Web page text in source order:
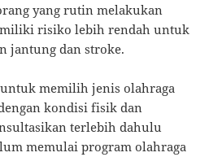
yang rutin melakukan
risiko lebih rendah untuk
jantung dan stroke.
memilih jenis olahraga
kondisi fisik dan
terlebih dahulu
memulai program olahraga